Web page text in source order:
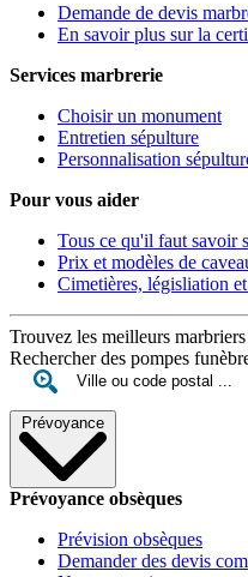
Demande de devis
En savoir plus sur la
Services marbrerie
Choisir un monument
Entretien sépulture
Personnalisation
Pour vous aider
Tous ce qu'il faut savoir
Prix et modèles de
Cimetières, législiation
Trouvez les meilleurs
Rechercher des pompes
Prévoyance
Prévoyance obsèques
Prévision obsèques
Demander des devis